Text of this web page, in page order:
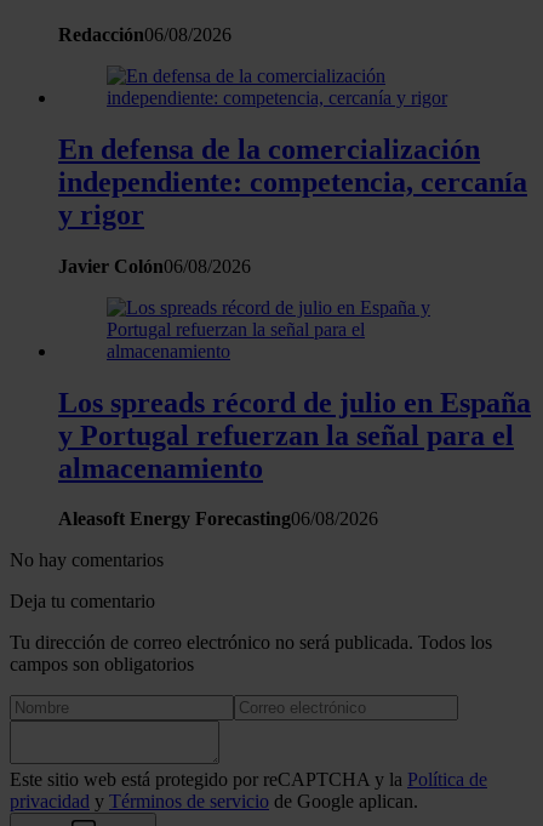
Redacción06/08/2026
En defensa de la comercialización
independiente: competencia, cercanía
y rigor
Javier Colón06/08/2026
Los spreads récord de julio en España
y Portugal refuerzan la señal para el
almacenamiento
Aleasoft Energy Forecasting06/08/2026
No hay comentarios
Deja tu comentario
Tu dirección de correo electrónico no será publicada. Todos los
campos son obligatorios
Este sitio web está protegido por reCAPTCHA y la Política de
privacidad y Términos de servicio de Google aplican.